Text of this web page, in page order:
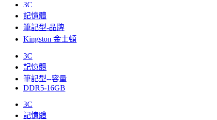
3C
記憶體
筆記型-品牌
Kingston 金士頓
3C
記憶體
筆記型--容量
DDR5-16GB
3C
記憶體